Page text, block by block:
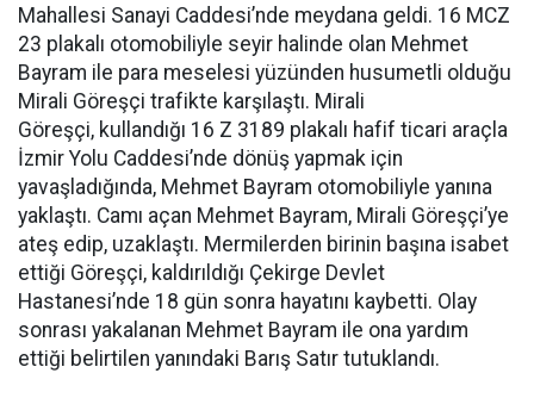
Mahallesi Sanayi Caddesi’nde meydana geldi. 16 MCZ
23 plakalı otomobiliyle seyir halinde olan Mehmet
Bayram ile para meselesi yüzünden husumetli olduğu
Mirali Göreşçi trafikte karşılaştı. Mirali
Göreşçi, kullandığı 16 Z 3189 plakalı hafif ticari araçla
İzmir Yolu Caddesi’nde dönüş yapmak için
yavaşladığında, Mehmet Bayram otomobiliyle yanına
yaklaştı. Camı açan Mehmet Bayram, Mirali Göreşçi’ye
ateş edip, uzaklaştı. Mermilerden birinin başına isabet
ettiği Göreşçi, kaldırıldığı Çekirge Devlet
Hastanesi’nde 18 gün sonra hayatını kaybetti. Olay
sonrası yakalanan Mehmet Bayram ile ona yardım
ettiği belirtilen yanındaki Barış Satır tutuklandı.